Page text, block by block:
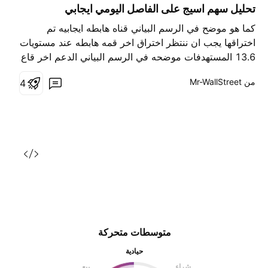
تحليل سهم اسيج على الفاصل اليومي ايجابي
كما هو موضح في الرسم البياني قناه هابطه ايجابيه تم
اختراقها يجب ان ننتظر اختراق اخر قمه هابطه عند مستويات
13.6 المستهدفات موضحه في الرسم البياني الدعم اخر قاع
ا
ء
من ‎Mr-WallStreet‎ 4
متوسطات متحركة
حيادية